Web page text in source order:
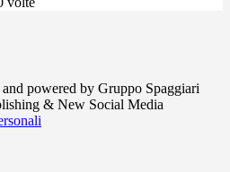
powered by Gruppo Spaggiari
& New Social Media